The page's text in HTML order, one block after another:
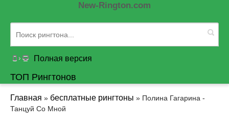
New-Rington.com
Полная версия
ТОП Рингтонов
Главная » бесплатные рингтоны » Полина Гагарина -
Танцуй Со Мной